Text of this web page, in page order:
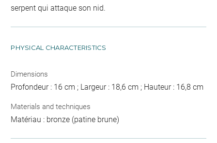
serpent qui attaque son nid.
PHYSICAL CHARACTERISTICS
Dimensions
Profondeur : 16 cm ; Largeur : 18,6 cm ; Hauteur : 16,8 cm
Materials and techniques
Matériau : bronze (patine brune)